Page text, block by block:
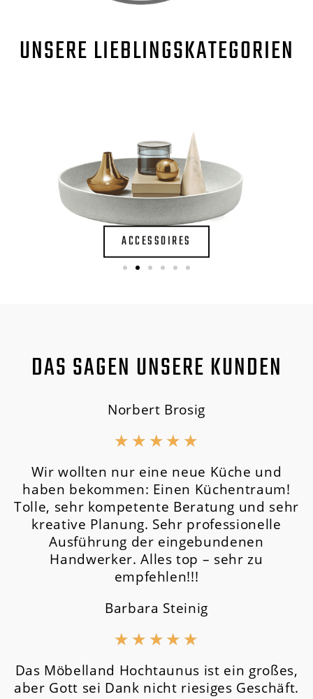
UNSERE LIEBLINGSKATEGORIEN
ACCESSOIRES
DAS SAGEN UNSERE KUNDEN
Norbert Brosig
★ ★ ★ ★ ★
Wir wollten nur eine neue Küche und
haben bekommen: Einen Küchentraum!
Tolle, sehr kompetente Beratung und sehr
kreative Planung. Sehr professionelle
Ausführung der eingebundenen
Handwerker. Alles top – sehr zu
empfehlen!!!
Barbara Steinig
★ ★ ★ ★ ★
Das Möbelland Hochtaunus ist ein großes,
aber Gott sei Dank nicht riesiges Geschäft.